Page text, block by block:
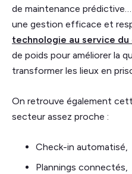
de maintenance
une gestion efficace et
technologie au service du
de poids pour améliorer la
transformer les lieux en
On retrouve également
secteur assez proche :
Check-in automatisé,
Plannings connectés,